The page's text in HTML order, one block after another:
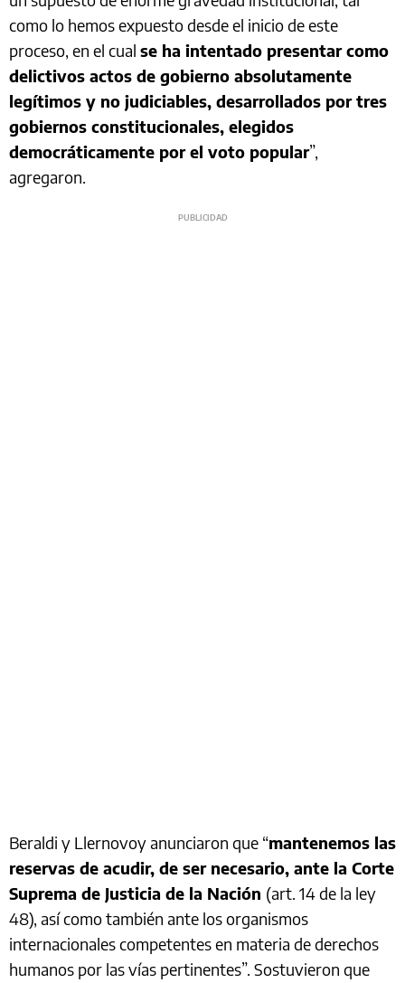
como lo hemos expuesto desde el inicio de este
proceso, en el cual se ha intentado presentar como
delictivos actos de gobierno absolutamente
legítimos y no judiciables, desarrollados por tres
gobiernos constitucionales, elegidos
democráticamente por el voto popular”,
agregaron.
Beraldi y Llernovoy anunciaron que “mantenemos las
reservas de acudir, de ser necesario, ante la Corte
Suprema de Justicia de la Nación (art. 14 de la ley
48), así como también ante los organismos
internacionales competentes en materia de derechos
humanos por las vías pertinentes”. Sostuvieron que